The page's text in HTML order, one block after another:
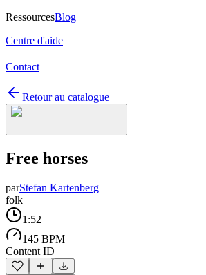
RessourcesBlog
Centre d'aide
Contact
Retour au catalogue
Free horses
parStefan Kartenberg
folk
1:52
145 BPM
Content ID